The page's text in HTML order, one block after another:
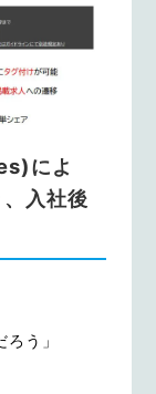
によ
入社後
う」